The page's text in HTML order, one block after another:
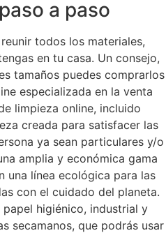
a paso
todos los materiales,
en tu casa. Un consejo,
tamaños puedes comprarlos
especializada en la venta
limpieza online, incluido
creada para satisfacer las
ya sean particulares y/o
amplia y económica gama
una línea ecológica para las
con el cuidado del planeta.
higiénico, industrial y
secamanos, que podrás usar